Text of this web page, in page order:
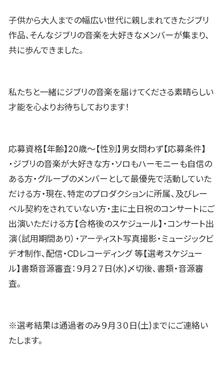
子供から大人までの幅広い世代に親しまれてきたジブリ
作品、そんなジブリの音楽を大好きなメンバーが集まり、
共に歩んできました。
私たちと一緒にジブリの音楽を届けてくださる素晴らしい
才能を心よりお待ちしております！
応募資格【年齢】20歳〜【性別】男女問わず【応募条件】
・ジブリの音楽が大好きな方・ソロもハーモニーも自信の
ある方・グループのメンバーとして最優先で活動していた
だける方・現在、特定のプロダクションに所属、及びレー
ベル契約をされていない方・主に土日祝のコンサートにご
出演いただける方【合格後のスケジュール】・コンサート出
演（試用期間あり）・アーティスト写真撮影・ミュージックビ
デオ制作、配信・CDレコーディング 等【選考スケジュー
ル】書類音源審査：９月２７日(水)〆切後、書類・音源審
査。
※選考結果は通過者のみ９月３０日(土)までにご連絡い
たします。